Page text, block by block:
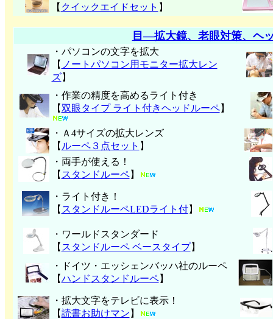
【 クイックエイドセット 】
目―拡大鏡、老眼対策、ヘ
・パソコンの文字を拡大
【 ノートパソコン用モニター拡大レン
ズ】
・作業の精度を高めるライト付き
【双眼タイプ ライト付きヘッドルーペ】
・Ａ4サイズの拡大レンズ
【 ルーペ３点セット 】
・両手が使える！
【 スタンドルーペ】
・ライト付き！
【 スタンドルーペLEDライト付】
・ワールドスタンダード
【 スタンドルーペ ベースタイプ】
・ドイツ・エッシェンバッハ社のルーペ
【ハンド スタンドルーペ】
・拡大文字をテレビに表示！
【読書お助けマン 】